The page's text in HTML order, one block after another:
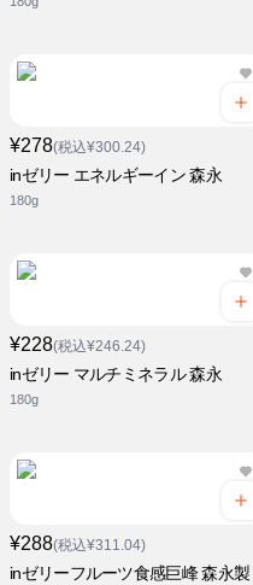
¥278(税込¥300.24)
inゼリー エネルギーイン 森永
180g
¥228(税込¥246.24)
inゼリー マルチミネラル 森永
180g
¥288(税込¥311.04)
inゼリーフルーツ食感巨峰 森永製